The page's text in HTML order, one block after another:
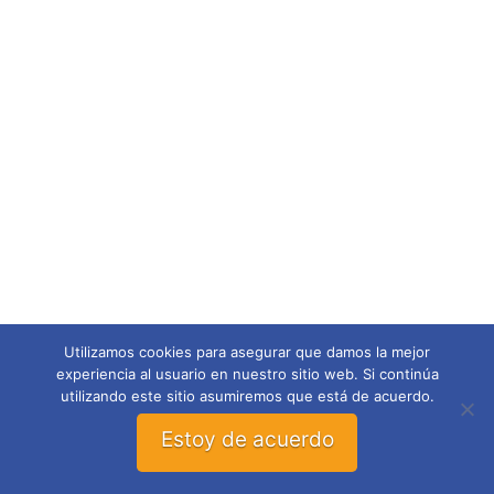
Utilizamos cookies para asegurar que damos la mejor
experiencia al usuario en nuestro sitio web. Si continúa
utilizando este sitio asumiremos que está de acuerdo.
Estoy de acuerdo